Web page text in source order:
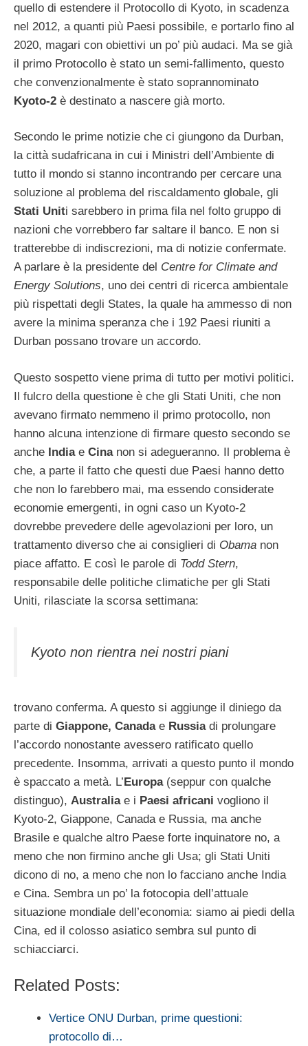
quello di estendere il Protocollo di Kyoto, in scadenza
nel 2012, a quanti più Paesi possibile, e portarlo fino al
2020, magari con obiettivi un po’ più audaci. Ma se già
il primo Protocollo è stato un semi-fallimento, questo
che convenzionalmente è stato soprannominato
Kyoto-2 è destinato a nascere già morto.
Secondo le prime notizie che ci giungono da Durban,
la città sudafricana in cui i Ministri dell’Ambiente di
tutto il mondo si stanno incontrando per cercare una
soluzione al problema del riscaldamento globale, gli
Stati Uniti sarebbero in prima fila nel folto gruppo di
nazioni che vorrebbero far saltare il banco. E non si
tratterebbe di indiscrezioni, ma di notizie confermate.
A parlare è la presidente del Centre for Climate and
Energy Solutions, uno dei centri di ricerca ambientale
più rispettati degli States, la quale ha ammesso di non
avere la minima speranza che i 192 Paesi riuniti a
Durban possano trovare un accordo.
Questo sospetto viene prima di tutto per motivi politici.
Il fulcro della questione è che gli Stati Uniti, che non
avevano firmato nemmeno il primo protocollo, non
hanno alcuna intenzione di firmare questo secondo se
anche Indiae Cinanon si adegueranno. Il problema è
che, a parte il fatto che questi due Paesi hanno detto
che non lo farebbero mai, ma essendo considerate
economie emergenti, in ogni caso un Kyoto-2
dovrebbe prevedere delle agevolazioni per loro, un
trattamento diverso che ai consiglieri di Obama non
piace affatto. E così le parole di Todd Stern,
responsabile delle politiche climatiche per gli Stati
Uniti, rilasciate la scorsa settimana:
Kyoto non rientra nei nostri piani
trovano conferma. A questo si aggiunge il diniego da
parte di Giappone, Canadae Russiadi prolungare
l’accordo nonostante avessero ratificato quello
precedente. Insomma, arrivati a questo punto il mondo
è spaccato a metà. L’Europa(seppur con qualche
distinguo), Australiae i Paesi africani vogliono il
Kyoto-2, Giappone, Canada e Russia, ma anche
Brasile e qualche altro Paese forte inquinatore no, a
meno che non firmino anche gli Usa; gli Stati Uniti
dicono di no, a meno che non lo facciano anche India
e Cina. Sembra un po’ la fotocopia dell’attuale
situazione mondiale dell’economia: siamo ai piedi della
Cina, ed il colosso asiatico sembra sul punto di
schiacciarci.
Related Posts:
Vertice ONU Durban, prime questioni:
protocollo di…